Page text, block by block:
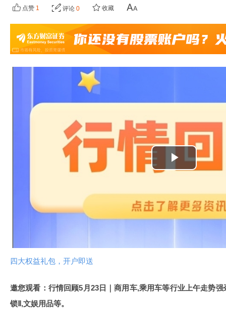
点赞 1 评论 0 收藏
播
放
视
四大权益礼包，开户即送
邀您观看：行情回顾5月23日｜商用车,乘用车等行业上午走势
锁Ⅱ,文娱用品等。